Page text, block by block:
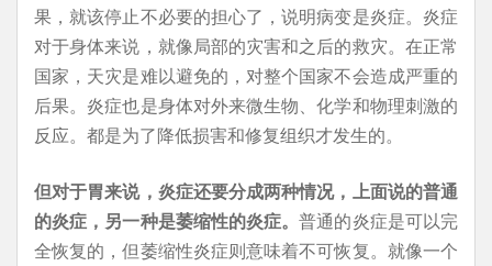
果，就该停止不必要的担心了，说明病变是炎症。炎症
对于身体来说，就像局部的灾害和之后的救灾。在正常
国家，天灾是难以避免的，对整个国家不会造成严重的
后果。炎症也是身体对外来微生物、化学和物理刺激的
反应。都是为了降低损害和修复组织才发生的。
但对于胃来说，炎症还要分成两种情况，上面说的普通
的炎症，另一种是萎缩性的炎症。普通的炎症是可以完
全恢复的，但萎缩性炎症则意味着不可恢复。就像一个